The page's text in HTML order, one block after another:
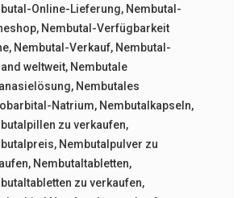
Online-Lieferung, Nembutal-
, Nembutal-Verfügbarkeit
, Nembutal-Verkauf, Nembutal-
weltweit, Nembutale
, Nembutales
Natrium, Nembutalkapseln,
zu verkaufen,
, Nembutalpulver zu
, Nembutaltabletten,
zu verkaufen,